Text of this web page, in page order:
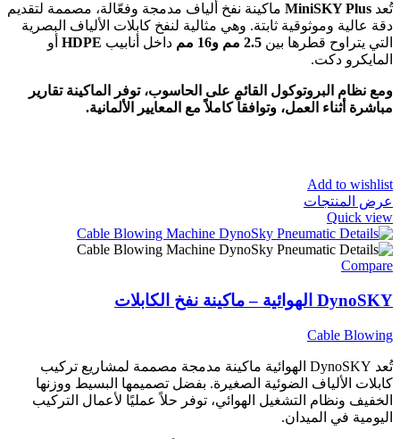
تُعد MiniSKY Plus ماكينة نفخ ألياف مدمجة وفعّالة، مصممة لتقديم
دقة عالية وموثوقية ثابتة. وهي مثالية لنفخ كابلات الألياف البصرية
التي يتراوح قطرها بين 2.5 مم و16 مم داخل أنابيب HDPE أو
المايكرو دكت.
ومع نظام البروتوكول القائم على الحاسوب، توفر الماكينة تقارير
مباشرة أثناء العمل، وتوافقاً كاملاً مع المعايير الألمانية.
Add to wishlist
عرض المنتجات
Quick view
Compare
DynoSKY الهوائية – ماكينة نفخ الكابلات
Cable Blowing
تُعد DynoSKY الهوائية ماكينة مدمجة مصممة لمشاريع تركيب
كابلات الألياف الضوئية الصغيرة. بفضل تصميمها البسيط ووزنها
الخفيف ونظام التشغيل الهوائي، توفر حلاً عمليًا لأعمال التركيب
اليومية في الميدان.